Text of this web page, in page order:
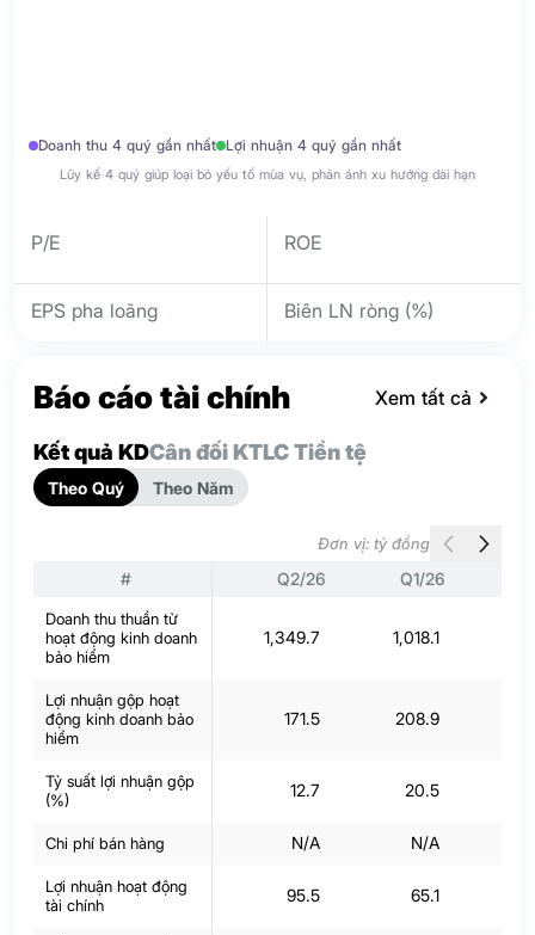
Doanh thu 4 quý gần nhất Lợi nhuận 4 quý gần nhất
Lũy kế 4 quý giúp loại bỏ yếu tố mùa vụ, phản ánh xu hướng dài hạn
P/E ROE
EPS pha loãng Biên LN ròng (%)
Báo cáo tài chính Xem tất cả
Kết quả KDCân đối KTLC Tiền tệ
Theo Quý Theo Năm
Đơn vị: tỷ đồng
# Q2/26 Q1/26
Doanh thu thuần từ
hoạt động kinh doanh
bảo hiểm
1,349.7 1,018.1
Lợi nhuận gộp hoạt
động kinh doanh bảo
hiểm
171.5 208.9
Tỷ suất lợi nhuận gộp
(%)
12.7 20.5
Chi phí bán hàng N/A N/A
Lợi nhuận hoạt động
tài chính
95.5 65.1